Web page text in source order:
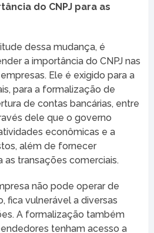
do CNPJ para as
dessa mudança, é
a importância do CNPJ nas
Ele é exigido para a
para a formalização de
de contas bancárias, entre
dele que o governo
econômicas e a
além de fornecer
as transações comerciais.
não pode operar de
fica vulnerável a diversas
A formalização também
tenham acesso a